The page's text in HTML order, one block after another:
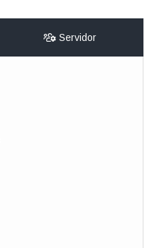
Servidor